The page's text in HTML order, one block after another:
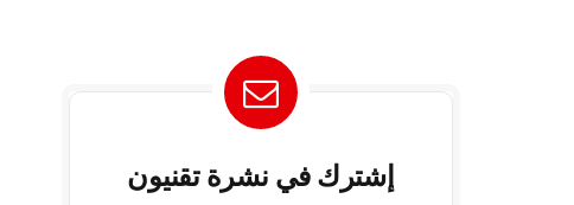
إشترك في نشرة تقنيون